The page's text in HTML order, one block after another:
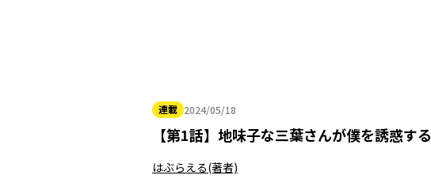
連載 2024/05/18
2024年05月18日
【第1話】 地味子な三葉さんが僕を誘惑する
はぶらえる(著者)